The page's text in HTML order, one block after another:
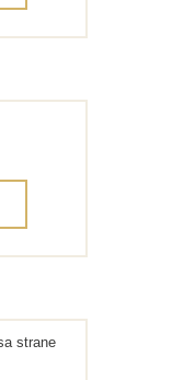
strane